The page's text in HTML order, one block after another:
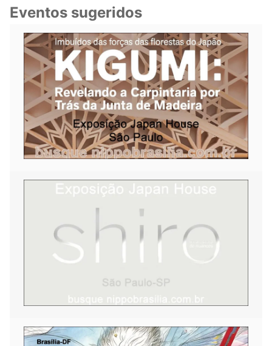
Eventos sugeridos